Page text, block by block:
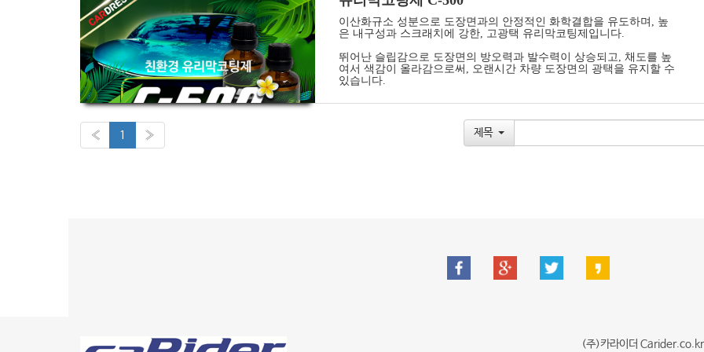
이산화규소 성분으로 도장면과의 안정적인 화학결합을 유도하며, 높
은 내구성과 스크래치에 강한, 고광택 유리막코팅제입니다.
뛰어난 슬립감으로 도장면의 방오력과 발수력이 상승되고, 채도를 높
여서 색감이 올라감으로써, 오랜시간 차량 도장면의 광택을 유지할 수
있습니다.
« 1 » 제목
(주)카라이더 Carider.co.kr